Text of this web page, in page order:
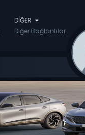
DIĞER
Diğer Bağlantılar